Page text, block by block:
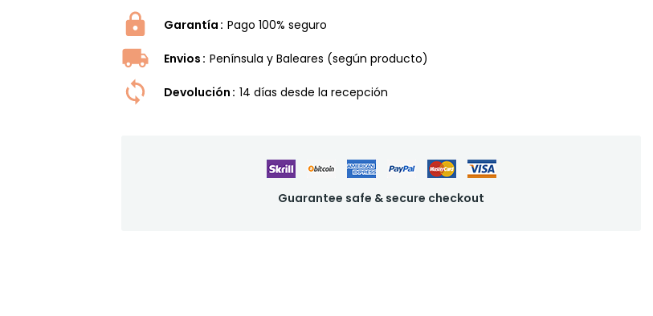
Garantía Pago 100% seguro
Envios Península y Baleares (según producto)
Devolución 14 dí­as desde la recepción
Guarantee safe & secure checkout